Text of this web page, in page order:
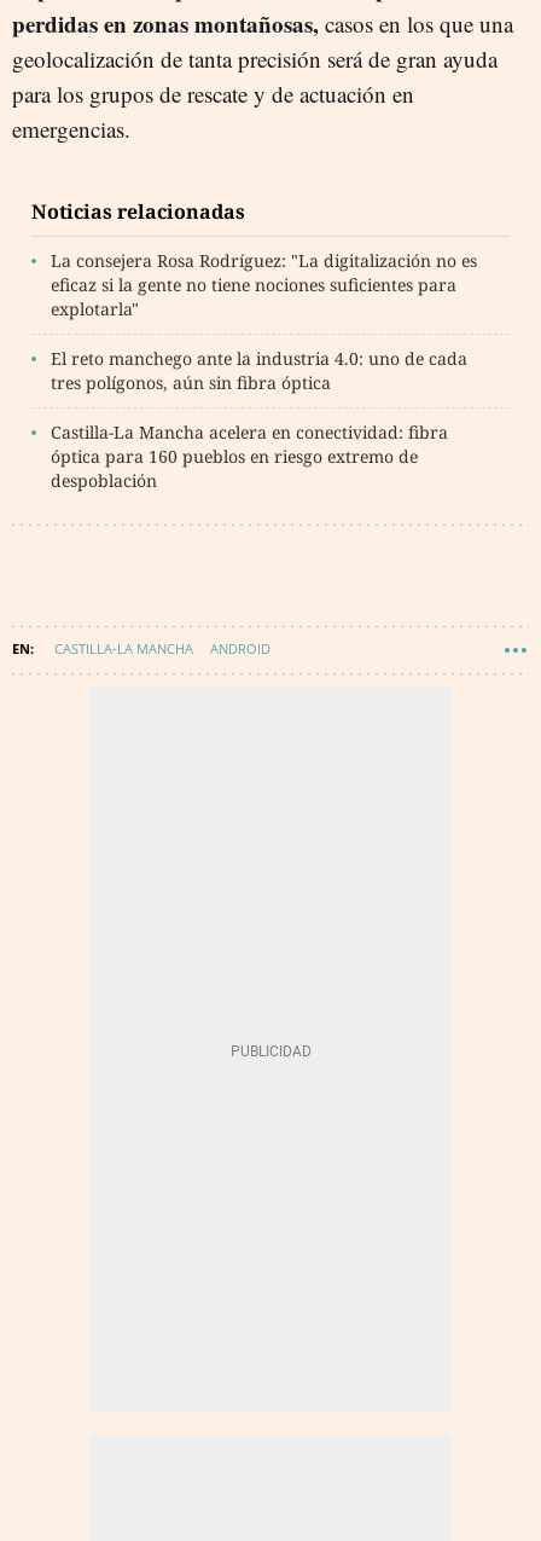
perdidas en zonas montañosas, casos en los que una
geolocalización de tanta precisión será de gran ayuda
para los grupos de rescate y de actuación en
emergencias.
Noticias relacionadas
La consejera Rosa Rodríguez: "La digitalización no es
eficaz si la gente no tiene nociones suficientes para
explotarla"
El reto manchego ante la industria 4.0: uno de cada
tres polígonos, aún sin fibra óptica
Castilla-La Mancha acelera en conectividad: fibra
óptica para 160 pueblos en riesgo extremo de
despoblación
CASTILLA-LA MANCHA ANDROID